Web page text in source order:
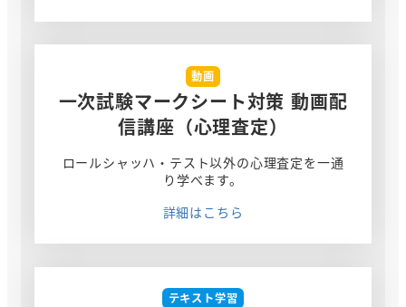
動画
一次試験マークシート対策 動画配
信講座（心理査定）
ロールシャッハ・テスト以外の心理査定を一通
り学べます。
詳細はこちら
テキスト学習